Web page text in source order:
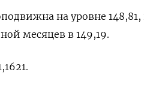
на уровне 148,81,
месяцев в 149,19.